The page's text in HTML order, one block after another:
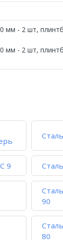
мм - 2 шт,
мм - 2 шт,
9
90
80